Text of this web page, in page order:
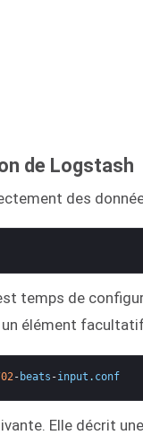
de Logstash
des
temps de
élément
02 - beats -input . conf
Elle décrit